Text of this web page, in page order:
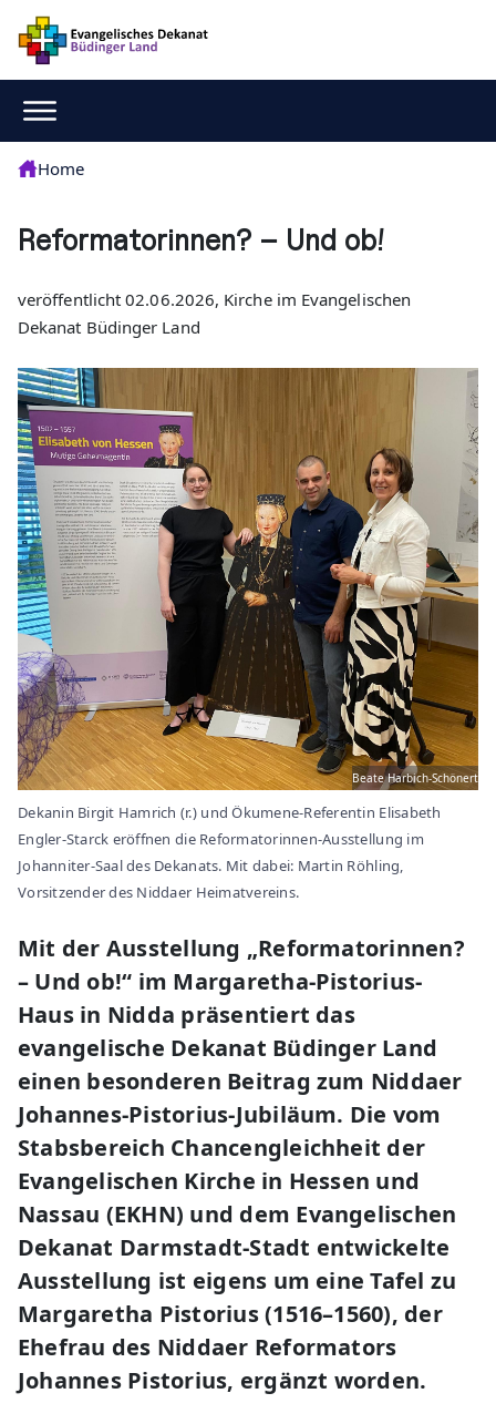
Home
Reformatorinnen? – Und ob!
veröffentlicht 02.06.2026, Kirche im Evangelischen
Dekanat Büdinger Land
Beate Harbich-Schönert
Dekanin Birgit Hamrich (r.) und Ökumene-Referentin Elisabeth
Engler-Starck eröffnen die Reformatorinnen-Ausstellung im
Johanniter-Saal des Dekanats. Mit dabei: Martin Röhling,
Vorsitzender des Niddaer Heimatvereins.
Mit der Ausstellung „Reformatorinnen?
– Und ob!“ im Margaretha-Pistorius-
Haus in Nidda präsentiert das
evangelische Dekanat Büdinger Land
einen besonderen Beitrag zum Niddaer
Johannes-Pistorius-Jubiläum. Die vom
Stabsbereich Chancengleichheit der
Evangelischen Kirche in Hessen und
Nassau (EKHN) und dem Evangelischen
Dekanat Darmstadt-Stadt entwickelte
Ausstellung ist eigens um eine Tafel zu
Margaretha Pistorius (1516–1560), der
Ehefrau des Niddaer Reformators
Johannes Pistorius, ergänzt worden.